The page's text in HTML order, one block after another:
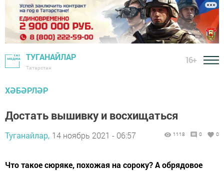
ТУГАНАЙЛАР
Татарстан
16+
ХӘБӘРЛӘР
Достать вышивку и восхищаться
Туганайлар, 14 ноябрь 2021 - 06:57 1118 0 0
Что такое сюряке, похожая на сороку? А обрядовое